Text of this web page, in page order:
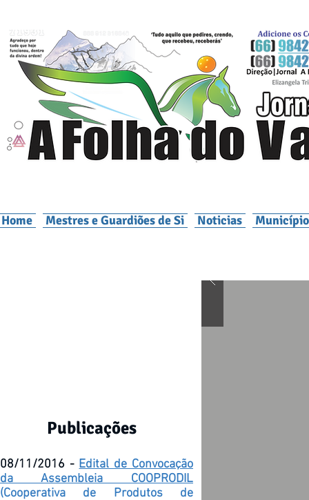
Home Mestres e Guardiões de Si Noticias
Publicações
08/11/2016 - Edital de Convocação
da Assembleia COOPRODIL
(Cooperativa de Produtos de